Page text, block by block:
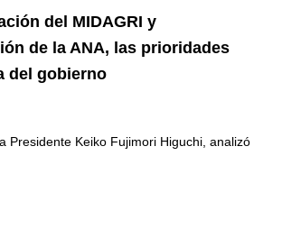
del MIDAGRI y
de la ANA, las prioridades
del gobierno
Presidente Keiko Fujimori Higuchi, analizó